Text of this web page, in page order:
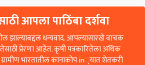
आपला पाठिंबा दर्शवा
झाल्याबद्दल धन्यवाद. आपल्यासारखे वाचक
प्रेरणा आहेत. कृषी पत्रकारितेला अधिक
भारतातील कानाकोप in्यात शेतकरी